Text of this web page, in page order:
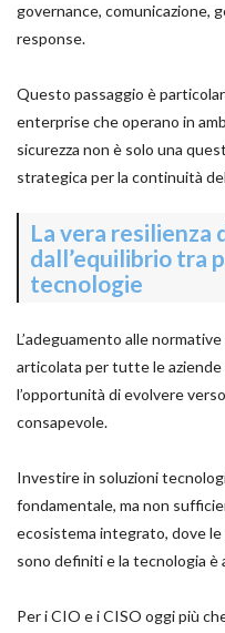
governance, comunicazione,
response.
Questo passaggio è
enterprise che operano in
sicurezza non è solo una
strategica per la continuità
La vera resilienza
dall’equilibrio tra
tecnologie
L’adeguamento alle
articolata per tutte le aziende
l’opportunità di evolvere
consapevole.
Investire in soluzioni
fondamentale, ma non
ecosistema integrato, dove
sono definiti e la tecnologia è
Per i CIO e i CISO oggi più